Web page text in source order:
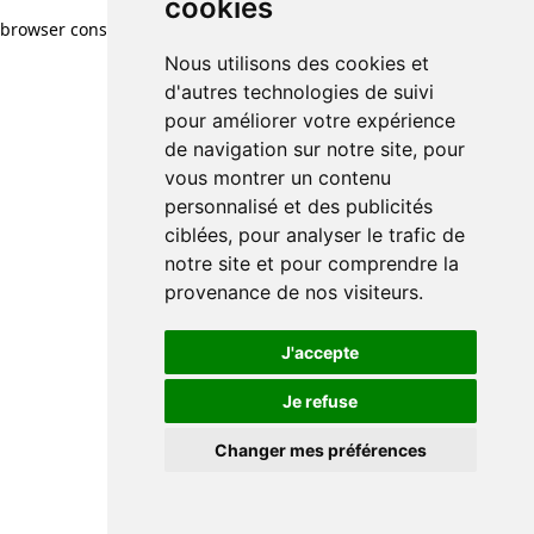
cookies
Nous utilisons des cookies et
d'autres technologies de suivi
pour améliorer votre expérience
de navigation sur notre site, pour
vous montrer un contenu
personnalisé et des publicités
ciblées, pour analyser le trafic de
notre site et pour comprendre la
provenance de nos visiteurs.
J'accepte
Je refuse
Changer mes préférences
browser console for more information)